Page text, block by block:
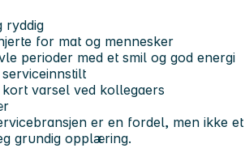
ryddig
for mat og mennesker
perioder med et smil og god energi
varsel ved kollegaers
er en fordel, men ikke et
grundig opplæring.